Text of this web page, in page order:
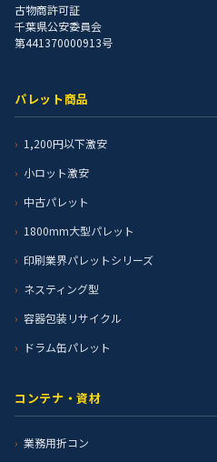
古物商許可証
千葉県公安委員会
第441370000913号
パレット商品
1,200円以下激安
小ロット激安
中古パレット
1800mm大型パレット
印刷業界パレットシリーズ
ネスティング型
容器包装リサイクル
ドラム缶パレット
コンテナ・資材
業務用折コン